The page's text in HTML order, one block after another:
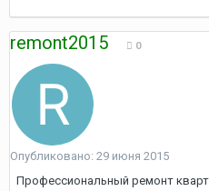
remont2015 0
Опубликовано: 29 июня 2015
Профессиональный ремонт